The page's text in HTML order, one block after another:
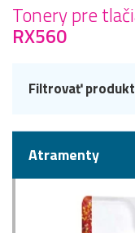
Tonery pre
RX560
Filtrovať
Atramenty